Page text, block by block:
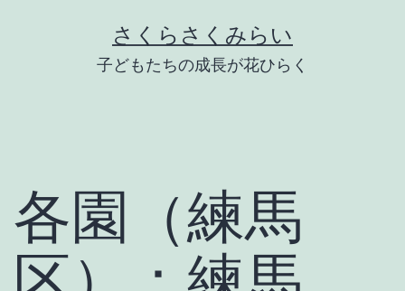
さくらさくみらい
子どもたちの成長が花ひらく
各園（練馬